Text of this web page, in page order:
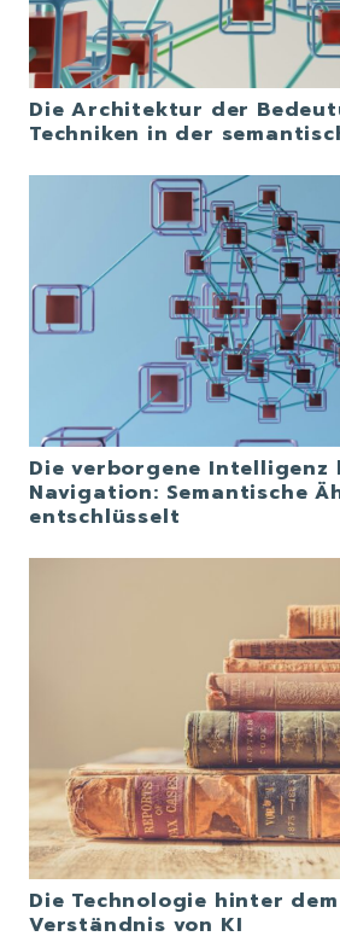
Die Architektur der
Techniken in der
Die verborgene Intelligenz
Navigation: Semantische
entschlüsselt
Die Technologie hinter
Verständnis von KI